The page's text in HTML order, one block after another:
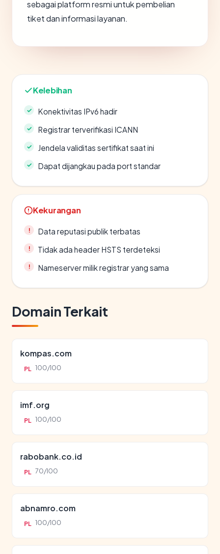
sebagai platform resmi untuk pembelian
tiket dan informasi layanan.
Kelebihan
Konektivitas IPv6 hadir
Registrar terverifikasi ICANN
Jendela validitas sertifikat saat ini
Dapat dijangkau pada port standar
Kekurangan
Data reputasi publik terbatas
Tidak ada header HSTS terdeteksi
Nameserver milik registrar yang sama
Domain Terkait
kompas.com
PL 100/100
imf.org
PL 100/100
rabobank.co.id
PL 70/100
abnamro.com
PL 100/100